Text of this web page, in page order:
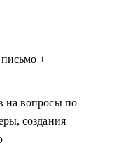
развлечения
мероприятий)
Relations - связи с
письмо +
на вопросы по
создания